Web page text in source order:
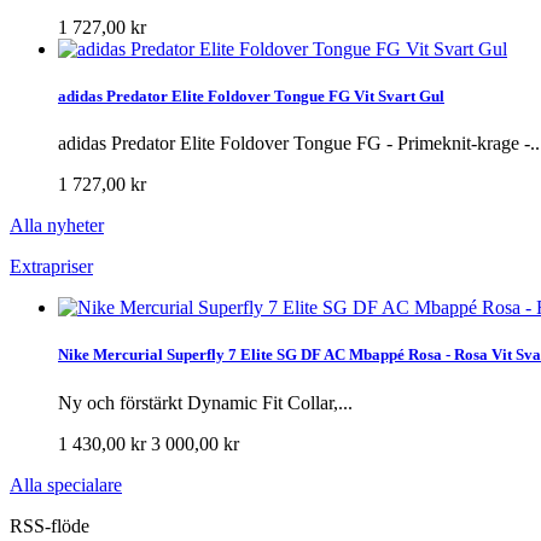
1 727,00 kr
adidas Predator Elite Foldover Tongue FG Vit Svart Gul
adidas Predator Elite Foldover Tongue FG - Primeknit-krage -
1 727,00 kr
Alla nyheter
Extrapriser
Nike Mercurial Superfly 7 Elite SG DF AC Mbappé Rosa - Rosa Vit
Ny och förstärkt Dynamic Fit Collar,...
1 430,00 kr3 000,00 kr
Alla specialare
RSS-flöde